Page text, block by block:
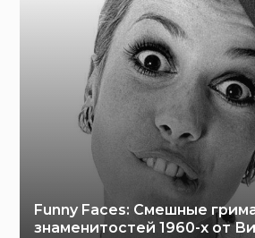
Funny Faces: Cмешные
знаменитостей 1960-х от